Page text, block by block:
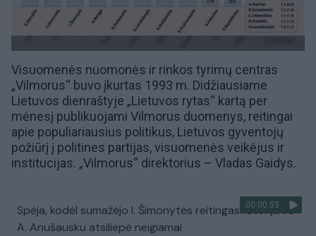
Visuomenės nuomonės ir rinkos tyrimų centras
„Vilmorus“ buvo įkurtas 1993 m. Didžiausiame
Lietuvos dienraštyje „Lietuvos rytas“ kartą per
mėnesį publikuojami Vilmorus duomenys, reitingai
apie populiariausius politikus, Lietuvos gyventojų
požiūrį į politines partijas, visuomenės veikėjus ir
institucijas. „Vilmorus“ direktorius – Vladas Gaidys.
00:00:53
Spėja, kodėl sumažėjo I. Šimonytės reitingas: istorija su
A. Anušausku atsiliepė neigiamai